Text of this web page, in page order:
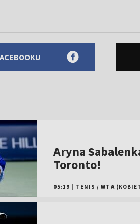
Aryna
Toronto!
05:19 TENIS / WTA